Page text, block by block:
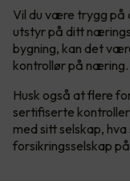
Vil du være trygg på
utstyr på ditt
bygning, kan det
kontrollør på næring.
Husk også at flere
sertifiserte
med sitt selskap,
forsikringsselskap